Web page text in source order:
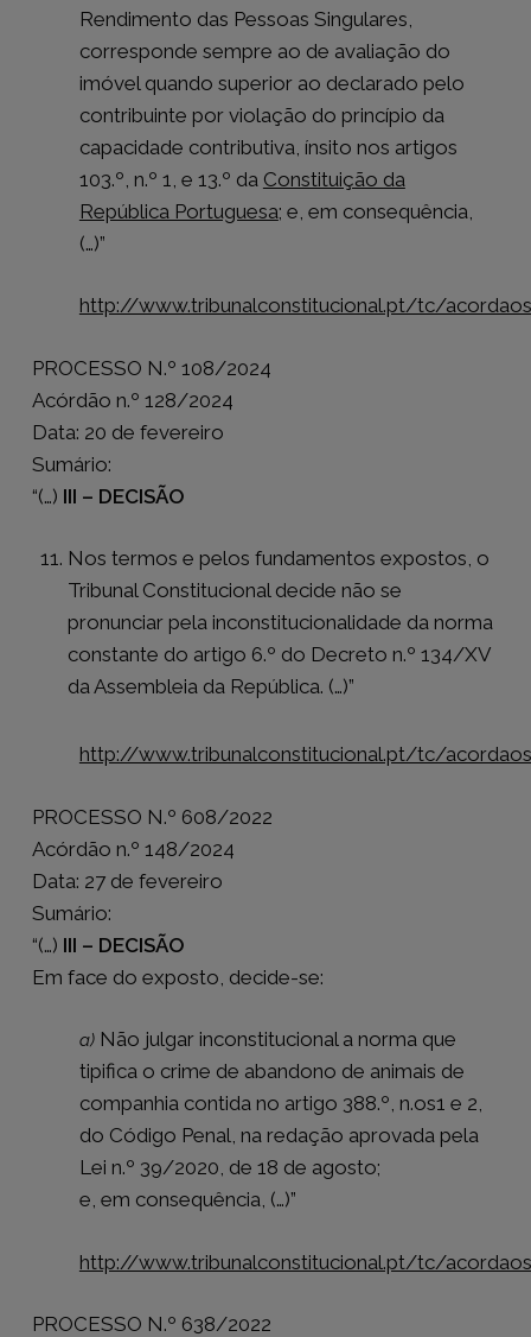
Rendimento das Pessoas Singulares,
corresponde sempre ao de avaliação do
imóvel quando superior ao declarado pelo
contribuinte por violação do princípio da
capacidade contributiva, ínsito nos artigos
103.º, n.º 1, e 13.º da Constituição da
República Portuguesa; e, em consequência,
(…)”
http://www.tribunalconstitucional.pt/tc/
PROCESSO N.º 108/2024
Acórdão n.º 128/2024
Data: 20 de fevereiro
Sumário:
“(…) III – DECISÃO
Nos termos e pelos fundamentos expostos, o
Tribunal Constitucional decide não se
pronunciar pela inconstitucionalidade da norma
constante do artigo 6.º do Decreto n.º 134/XV
da Assembleia da República. (…)”
http://www.tribunalconstitucional.pt/tc/
PROCESSO N.º 608/2022
Acórdão n.º 148/2024
Data: 27 de fevereiro
Sumário:
“(…) III – DECISÃO
Em face do exposto, decide-se:
a) Não julgar inconstitucional a norma que
tipifica o crime de abandono de animais de
companhia contida no artigo 388.º, n.os1 e 2,
do Código Penal, na redação aprovada pela
Lei n.º 39/2020, de 18 de agosto;
e, em consequência, (…)”
http://www.tribunalconstitucional.pt/tc/
PROCESSO N.º 638/2022